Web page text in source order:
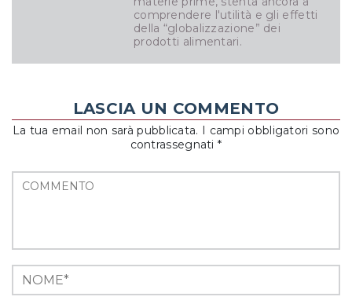
comprendere l'utilità e gli effetti
della “globalizzazione” dei
prodotti alimentari.
LASCIA UN COMMENTO
La tua email non sarà pubblicata. I campi obbligatori sono
contrassegnati *